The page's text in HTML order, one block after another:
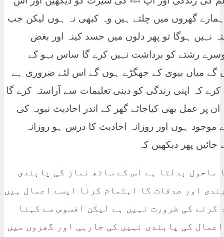
ہمارے گھروں میں چلتے ہیں وہ کبھی نہ ہوں لیکن جب
نہیں ہوگا تو پھر دلوں میں حسد کینہ اور بغض
رشتے کو برداشت نہیں کرے گا ساس بہو کے
گے میاں بیوی کے جھگڑے ہوں گے اس لئے ضروری ہے
اپنی زندگی کو دینی تعلیمات سے آراستہ کرے گا
پر عمل بھی کیاجائے گھر کے اندر احادیث نبویہ کی
ہوں اور روزانہ احادیث کا درس ہو روزانہ
پھر دیکھیں کہ
بدلتا ہے اس کے ساتھ نماز کی پابندی
اور صدقات کا اہتمام کرنا ایسے اعمال ہیں
کی ضرورت نہیں ہے لیکن افسوس سے کہنا
کی پابندی نہیں کی جارہی اور گھروں میں